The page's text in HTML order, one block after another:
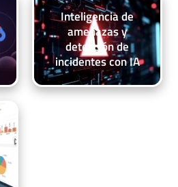
Inteligencia de
amenazas y
detección de
incidentes con IA